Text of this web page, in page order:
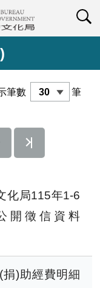
筆數 筆
化局115年1-6
開徵信資料
捐)助經費明細